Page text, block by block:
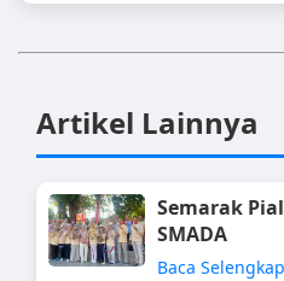
Artikel Lainnya
Semarak
SMADA
Baca